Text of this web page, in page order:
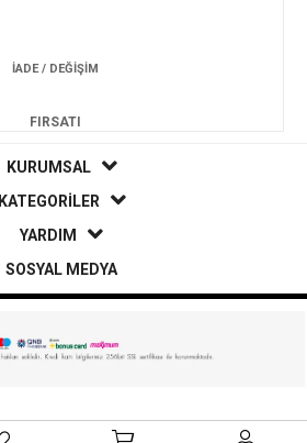
İADE / DEĞİŞİM
FIRSATI
KURUMSAL
KATEGORİLER
YARDIM
SOSYAL MEDYA